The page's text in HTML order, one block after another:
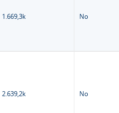
1.669,3k No
2.639,2k No